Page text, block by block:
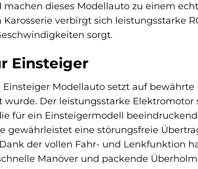
dieses Modellauto zu einem
verbirgt sich leistungsstarke
sorgt.
Einsteiger
Einsteiger Modellauto setzt auf
Der leistungsstarke
für ein Einsteigermodell
gewährleistet eine störungsfreie
der vollen Fahr- und Lenkfunktion
Manöver und packende